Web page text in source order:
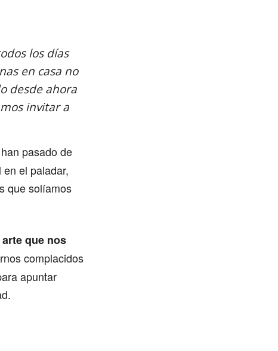
los días
en casa no
desde ahora
invitar a
pasado de
el paladar,
que solíamos
que nos
complacidos
apuntar